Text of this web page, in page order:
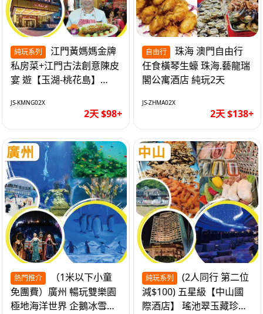
純玩系列
私房菜+江門古法創意陳皮
宴 遊【玉湖-桃花島】
純玩2天
JS-KMNG02X
2天 $98+
自由行
任食橫琴生蠔 珠海.藝龍瑞
閣公寓酒店 純玩2天
JS-ZHMA02X
2天 $138+
熱門推介
免團費）廣州 暢玩雙樂園
極地海洋世界 企鵝冰雪世
純玩系列
減$100) 五星級【中山國
際酒店】 瑤池翠玉藏珍盅